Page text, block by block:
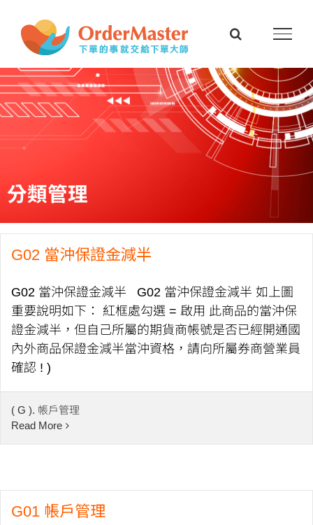
content
分類管理
G02 當沖保證金減半
G02 當沖保證金減半 G02 當沖保證金減半 如上圖
重要說明如下： 紅框處勾選 = 啟用 此商品的當沖保
證金減半，但自己所屬的期貨商帳號是否已經開通國
內外商品保證金減半當沖資格，請向所屬券商營業員
確認 ! )
( G ). 帳戶管理
Read More
G01 帳戶管理